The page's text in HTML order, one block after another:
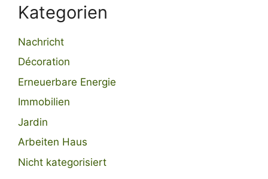
Kategorien
Nachricht
Décoration
Erneuerbare Energie
Immobilien
Jardin
Arbeiten Haus
Nicht kategorisiert